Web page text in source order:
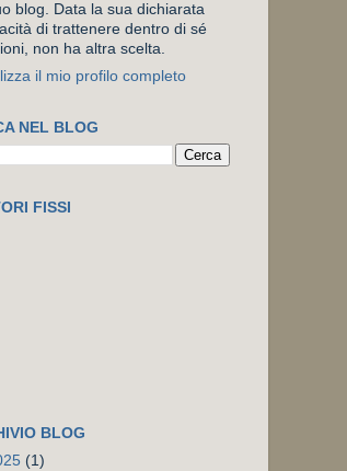
blog. Data la sua dichiarata
di trattenere dentro di sé
non ha altra scelta.
il mio profilo completo
NEL BLOG
FISSI
BLOG
(1)